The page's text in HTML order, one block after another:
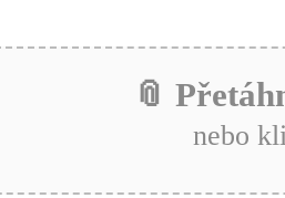
📎
nebo